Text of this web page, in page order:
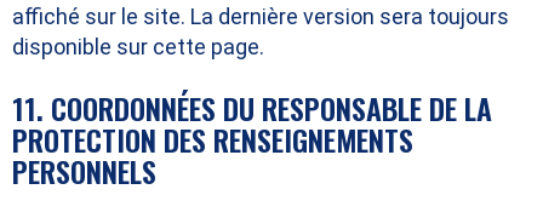
affiché sur le site. La dernière version sera toujours
disponible sur cette page.
11. COORDONNÉES DU RESPONSABLE DE LA
PROTECTION DES RENSEIGNEMENTS
PERSONNELS